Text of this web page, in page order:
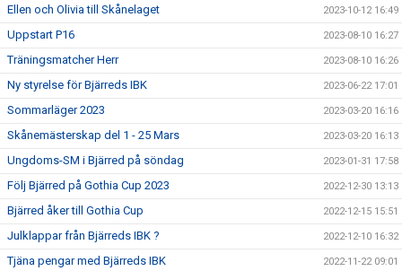
Ellen och Olivia till Skånelaget 2023-10-12 16:49
Uppstart P16 2023-08-10 16:27
Träningsmatcher Herr 2023-08-10 16:26
Ny styrelse för Bjärreds IBK 2023-06-22 17:01
Sommarläger 2023 2023-03-20 16:16
Skånemästerskap del 1 - 25 Mars 2023-03-20 16:13
Ungdoms-SM i Bjärred på söndag 2023-01-31 17:58
Följ Bjärred på Gothia Cup 2023 2022-12-30 13:13
Bjärred åker till Gothia Cup 2022-12-15 15:51
Julklappar från Bjärreds IBK ? 2022-12-10 16:32
Tjäna pengar med Bjärreds IBK 2022-11-22 09:01